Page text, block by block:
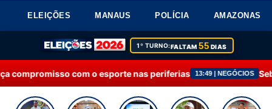
ELEIÇÕES MANAUS POLÍCIA AMAZONAS
1º TURNO:FALTAM55 DIAS
o esporte nas periferias 13:49 | NEGÓCIOS Sebrae recebe